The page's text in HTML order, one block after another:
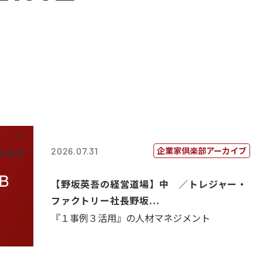
2026.07.31 企業家倶楽部アーカイブ
【野坂英吾の経営道場】中 ／トレジャー・
ファクトリー社長野坂...
『１事例３活用』の人材マネジメント